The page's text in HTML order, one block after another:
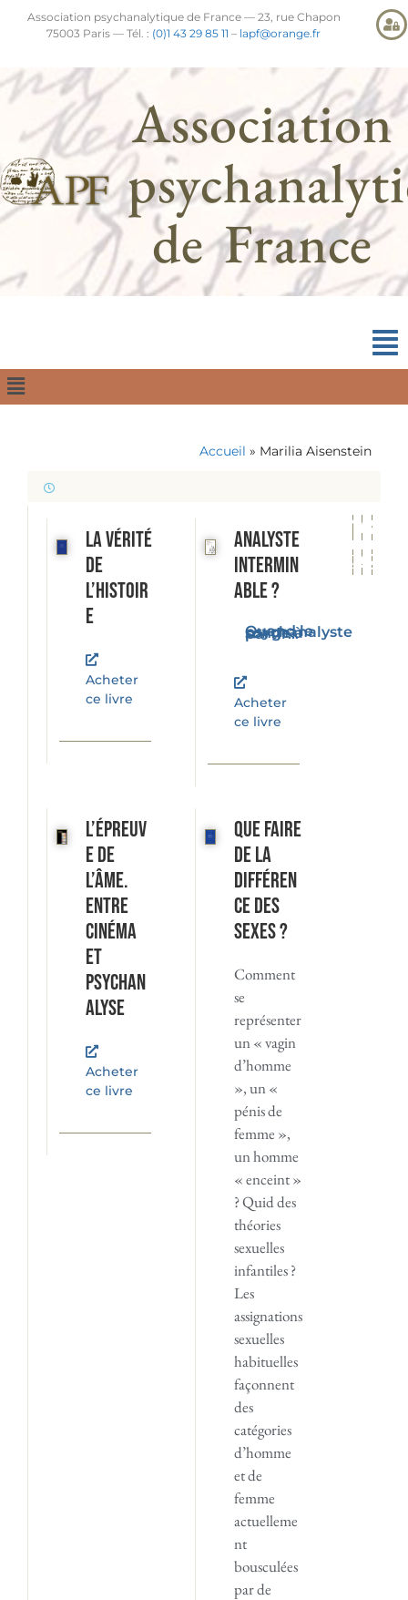
Association psychanalytique de France — 23, rue Chapon
75003 Paris — Tél. : (0)1 43 29 85 11 – lapf@orange.fr
Association
de France
Accueil » Marilia Aisenstein
La vérité
de
l’histoir
e
Acheter
ce livre
Analyste
intermin
able ?
Quand le psychanalyste songe à partir...
Acheter
ce livre
L’Épreuv
e de
l’âme.
Entre
cinéma
et
psychan
alyse
Acheter
ce livre
Que faire
de la
différen
ce des
sexes ?
Comment
se
représenter
un « vagin
d’homme
», un «
pénis de
femme »,
un homme
« enceint »
? Quid des
théories
sexuelles
infantiles ?
Les
assignations
sexuelles
habituelles
façonnent
des
catégories
d’homme
et de
femme
actuelleme
nt
bousculées
par de